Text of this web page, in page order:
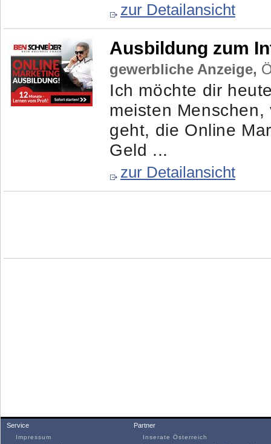
zur Detailansicht
Ausbildung zum
gewerbliche Anzeige,
Ich möchte dir
meisten
geht, die Online
Geld ...
zur Detailansicht
Service
Impressum
Partner
Inserate Österreich